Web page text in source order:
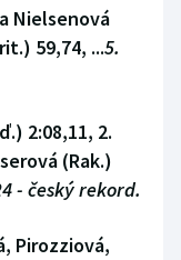
Nielsenová
59,74, ...5.
2:08,11, 2.
(Rak.)
- český rekord.
Pirozziová,